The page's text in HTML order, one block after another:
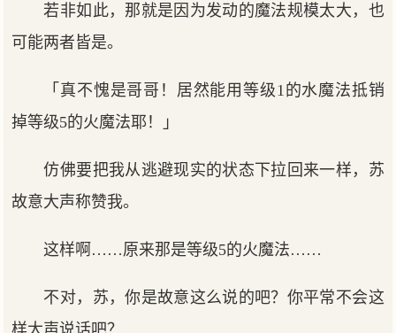
若非如此，那就是因为发动的魔法规模太大，也
可能两者皆是。
「真不愧是哥哥！居然能用等级1的水魔法抵销
掉等级5的火魔法耶！」
仿佛要把我从逃避现实的状态下拉回来一样，苏
故意大声称赞我。
这样啊……原来那是等级5的火魔法……
不对，苏，你是故意这么说的吧？你平常不会这
样大声说话吧？